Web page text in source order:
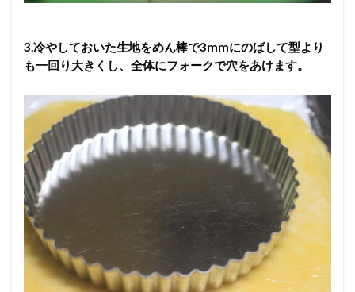
3.冷やしておいた生地をめん棒で3mmにのばして型より
も一回り大きくし、全体にフォークで穴をあけます。